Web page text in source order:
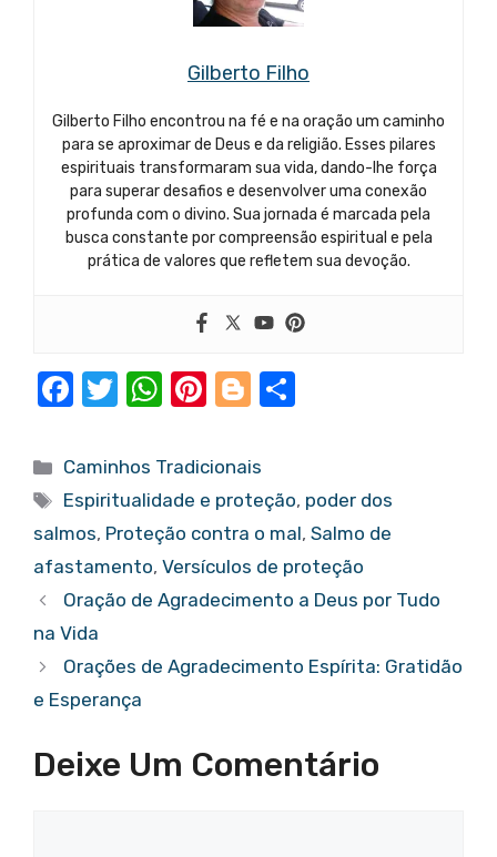
Gilberto Filho
Gilberto Filho encontrou na fé e na oração um caminho
para se aproximar de Deus e da religião. Esses pilares
espirituais transformaram sua vida, dando-lhe força
para superar desafios e desenvolver uma conexão
profunda com o divino. Sua jornada é marcada pela
busca constante por compreensão espiritual e pela
prática de valores que refletem sua devoção.
F
c
e
b
o
o
k
T
it
te
r
W
at
s
A
p
p
Pi
er
e
st
Bl
g
g
er
e
Categorias
Caminhos Tradicionais
Tags
Espiritualidade e proteção, poder dos
salmos, Proteção contra o mal, Salmo de
afastamento, Versículos de proteção
Oração de Agradecimento a Deus por Tudo
na Vida
Orações de Agradecimento Espírita: Gratidão
e Esperança
Deixe Um Comentário